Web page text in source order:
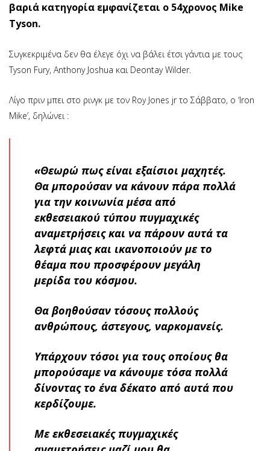
βαριά κατηγορία εμφανίζεται ο 54χρονος Mike
Tyson.
Συγκεκριμένα δεν θα έλεγε όχι να βάλει έτσι γάντια με τους
Tyson Fury, Anthony Joshua και Deontay Wilder.
Λίγο πριν μπει στο ρινγκ με τον Roy Jones jr το Σάββατο, ο ‘Iron
Mike’, δηλώνει :
«Θεωρώ πως είναι εξαίσιοι μαχητές.
Θα μπορούσαν να κάνουν πάρα πολλά
για την κοινωνία μέσα από
εκθεσειακού τύπου πυγμαχικές
αναμετρήσεις και να πάρουν αυτά τα
λεφτά μιας και ικανοποιούν με το
θέαμα που προσφέρουν μεγάλη
μερίδα του κόσμου.
Θα βοηθούσαν τόσους πολλούς
ανθρώπους, άστεγους, ναρκομανείς.
Υπάρχουν τόσοι για τους οποίους θα
μπορούσαμε να κάνουμε τόσα πολλά
δίνοντας το ένα δέκατο από αυτά που
κερδίζουμε.
Με εκθεσειακές πυγμαχικές